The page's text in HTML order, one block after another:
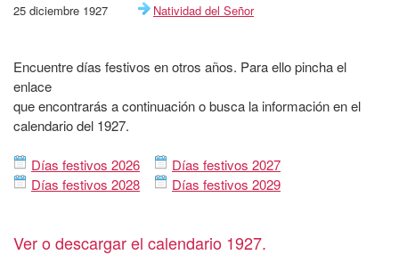
25 diciembre 1927
Natividad del Señor
Encuentre días festivos en otros años. Para ello pincha el
enlace
que encontrarás a continuación o busca la información en el
calendario del 1927.
Días festivos 2026
Días festivos 2027
Días festivos 2028
Días festivos 2029
Ver o descargar el calendario 1927.